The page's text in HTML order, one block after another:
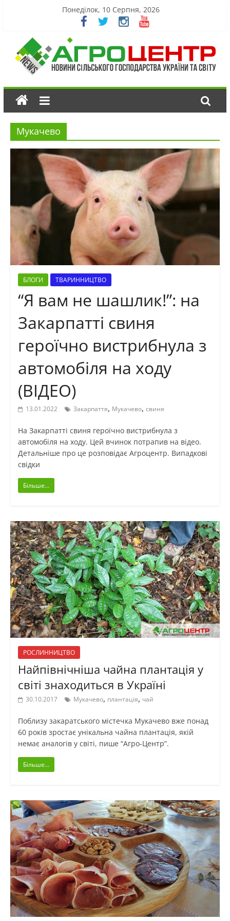
Понеділок, 10 Серпня, 2026
Мукачево
БЛОГИ ТВАРИННИЦТВО
“Я вам не шашлик!”: на
Закарпатті свиня
героїчно вистрибнула з
автомобіля на ходу
(ВІДЕО)
13.01.2022 Закарпаття, Мукачево, свиня
На Закарпатті свиня героїчно вистрибнула з
автомобіля на ходу. Цей вчинок потрапив на відео.
Детальніше про це розповідає Агроцентр. Випадкові
свідки
Більше...
РОСЛИННИЦТВО
Найпівнічніша чайна плантація у
світі знаходиться в Україні
30.10.2017 Мукачево, плантація, чай
Поблизу закаратського містечка Мукачево вже понад
60 років зростає унікальна чайна плантація, якій
немає аналогів у світі, пише “Агро-Центр”.
Більше...